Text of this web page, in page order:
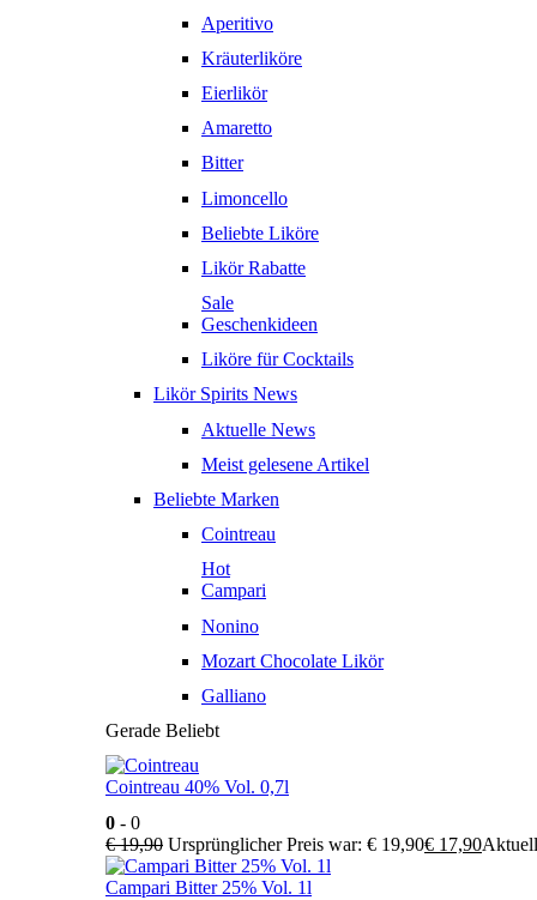
Aperitivo
Kräuterliköre
Eierlikör
Amaretto
Bitter
Limoncello
Beliebte Liköre
Likör Rabatte
Sale
Geschenkideen
Liköre für Cocktails
Likör Spirits News
Aktuelle News
Meist gelesene Artikel
Beliebte Marken
Cointreau
Hot
Campari
Nonino
Mozart Chocolate Likör
Galliano
Gerade Beliebt
Cointreau 40% Vol. 0,7l
0 - 0
€19,90 Ursprünglicher Preis war: € 19,90€ 17,90
Campari Bitter 25% Vol. 1l